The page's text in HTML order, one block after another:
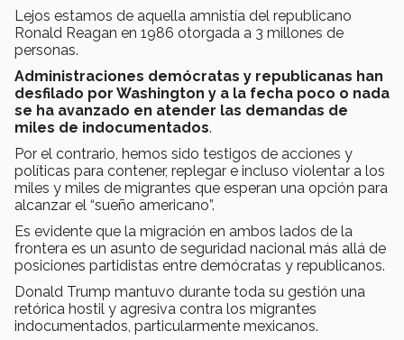
Lejos estamos de aquella amnistía del republicano
Ronald Reagan en 1986 otorgada a 3 millones de
personas.
Administraciones demócratas y republicanas han
desfilado por Washington y a la fecha poco o nada
se ha avanzado en atender las demandas de
miles de indocumentados.
Por el contrario, hemos sido testigos de acciones y
políticas para contener, replegar e incluso violentar a los
miles y miles de migrantes que esperan una opción para
alcanzar el “sueño americano”.
Es evidente que la migración en ambos lados de la
frontera es un asunto de seguridad nacional más allá de
posiciones partidistas entre demócratas y republicanos.
Donald Trump mantuvo durante toda su gestión una
retórica hostil y agresiva contra los migrantes
indocumentados, particularmente mexicanos.